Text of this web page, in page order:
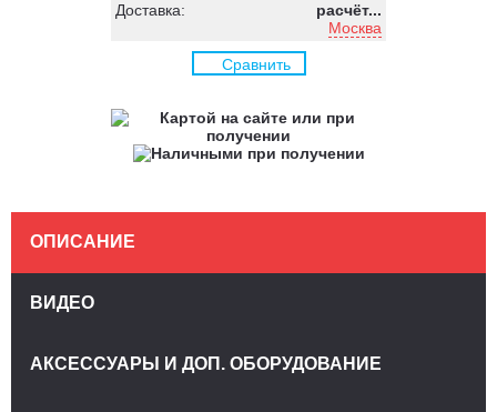
Доставка:
расчёт...
Москва
Сравнить
ОПИСАНИЕ
ВИДЕО
АКСЕССУАРЫ И ДОП. ОБОРУДОВАНИЕ